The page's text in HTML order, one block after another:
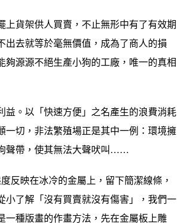
貨架供人買賣，不止無形中有了有效期
出去就等於毫無價值，成為了商人的損
源源不絕生產小狗的工廠，唯一的真相
。以「快速方便」之名產生的浪費消耗
一切，非法繁殖場正是其中一例：環境擁
聲帶，使其無法大聲吠叫……
映在冰冷的金屬上，留下簡潔線條，
小了解「沒有買賣就沒有傷害」，我們一
一種版畫的作畫方法，先在金屬板上雕